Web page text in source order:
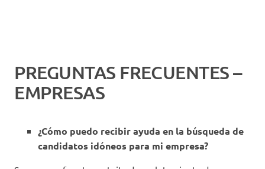
PREGUNTAS FRECUENTES –
EMPRESAS
¿Cómo puedo recibir ayuda en la búsqueda de
candidatos idóneos para mi empresa?